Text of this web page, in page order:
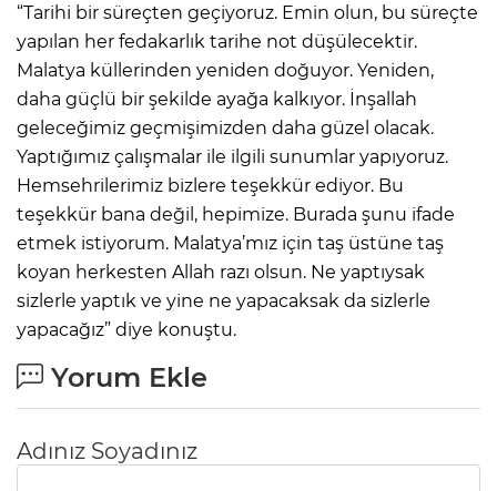
“Tarihi bir süreçten geçiyoruz. Emin olun, bu süreçte
yapılan her fedakarlık tarihe not düşülecektir.
Malatya küllerinden yeniden doğuyor. Yeniden,
daha güçlü bir şekilde ayağa kalkıyor. İnşallah
geleceğimiz geçmişimizden daha güzel olacak.
Yaptığımız çalışmalar ile ilgili sunumlar yapıyoruz.
Hemsehrilerimiz bizlere teşekkür ediyor. Bu
teşekkür bana değil, hepimize. Burada şunu ifade
etmek istiyorum. Malatya’mız için taş üstüne taş
koyan herkesten Allah razı olsun. Ne yaptıysak
sizlerle yaptık ve yine ne yapacaksak da sizlerle
yapacağız” diye konuştu.
Yorum Ekle
Adınız Soyadınız